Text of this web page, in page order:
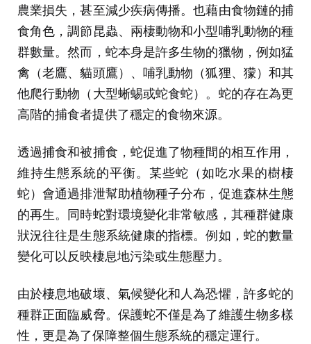
農業損失，甚至減少疾病傳播。也藉由食物鏈的捕
食角色，調節昆蟲、兩棲動物和小型哺乳動物的種
群數量。然而，蛇本身是許多生物的獵物，例如猛
禽（老鷹、貓頭鷹）、哺乳動物（狐狸、獴）和其
他爬行動物（大型蜥蜴或蛇食蛇）。蛇的存在為更
高階的捕食者提供了穩定的食物來源。
透過捕食和被捕食，蛇促進了物種間的相互作用，
維持生態系統的平衡。某些蛇（如吃水果的樹棲
蛇）會通過排泄幫助植物種子分布，促進森林生態
的再生。同時蛇對環境變化非常敏感，其種群健康
狀況往往是生態系統健康的指標。例如，蛇的數量
變化可以反映棲息地污染或生態壓力。
由於棲息地破壞、氣候變化和人為恐懼，許多蛇的
種群正面臨威脅。保護蛇不僅是為了維護生物多樣
性，更是為了保障整個生態系統的穩定運行。